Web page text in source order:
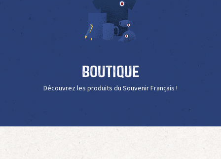
Boutique
Découvrez les produits du Souvenir Français !